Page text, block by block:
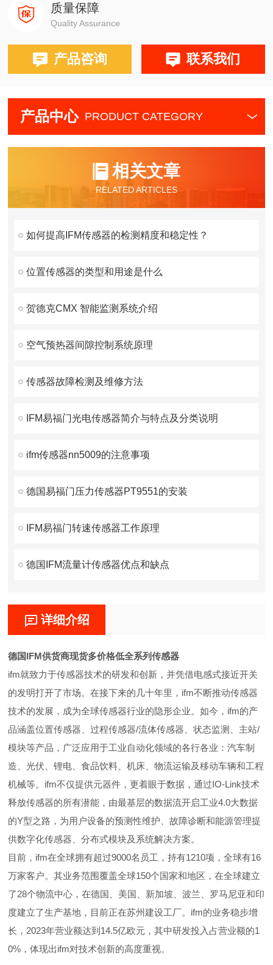
质量保障
Quality Assurance
产品咨询 联系我们
产品中心 PRODUCT CATEGORY
相关文章
RELATED ARTICLES
如何提高IFM传感器的检测精度和稳定性？
位置传感器的类型和用途是什么
贺德克CMX 智能监测系统介绍
空气预热器间隙控制系统原理
传感器故障检测及维修方法
IFM易福门光电传感器简介与特点及分类说明
ifm传感器nn5009的注意事项
德国易福门压力传感器PT9551的安装
IFM易福门转速传感器工作原理
德国IFM流量计传感器优点和缺点
详细介绍
德国IFM供货商现货多价格低全系列传感器
ifm就致力于传感器技术的研发和创新，并凭借电感式接近开关
的发明打开了市场。在接下来的几十年里，ifm不断推动传感器
技术的发展，成为全球传感器行业的隐形企业。如今，ifm的产
品涵盖位置传感器、过程传感器/流体传感器、状态监测、主站/
模块等产品，广泛应用于工业自动化领域的各行各业：汽车制
造、光伏、锂电、食品饮料、机床、物流运输及移动车辆和工程
机械等。ifm不仅提供元器件，更着眼于数据，通过IO-Link技术
释放传感器的所有潜能，由最基层的数据流开启工业4.0大数据
的Y型之路，为用户设备的预测性维护、故障诊断和能源管理提
供数字化传感器、分布式模块及系统解决方案。
目前，ifm在全球拥有超过9000名员工，持有1210项，全球有16
万家客户。其业务范围覆盖全球150个国家和地区，在全球建立
了28个物流中心，在德国、美国、新加坡、波兰、罗马尼亚和印
度建立了生产基地，目前正在苏州建设工厂。ifm的业务稳步增
长，2023年营业额达到14.5亿欧元，其中研发投入占营业额的1
0%，体现出ifm对技术创新的高度重视。